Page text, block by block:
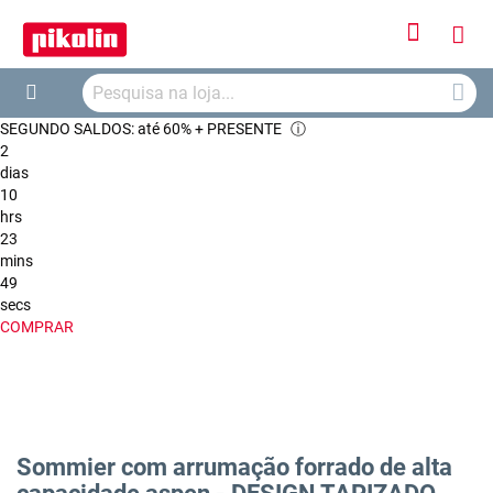
Iniciar
Meu
Search
SEGUNDO SALDOS: até 60% + PRESENTE ⓘ
2
dias
10
hrs
23
mins
48
secs
COMPRAR
Sommier com arrumação forrado de alta